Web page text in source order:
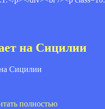
на Сицилии
полностью